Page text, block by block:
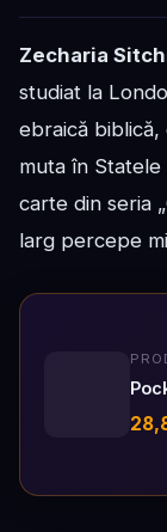
Zecharia
studiat la
ebraică
muta în
carte din seria
larg percepe